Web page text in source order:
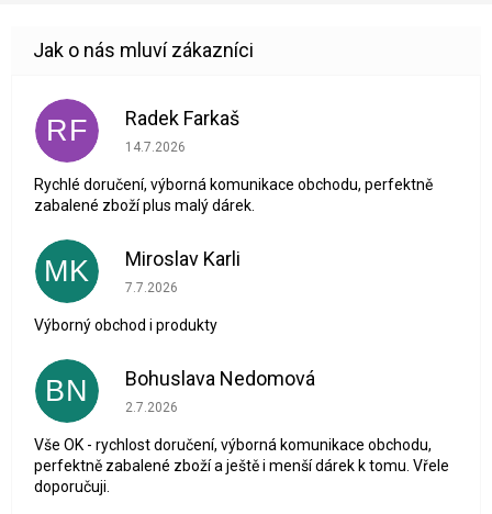
RF Radek Farkaš
Hodnocení obchodu je 5 z 5 hvězdiček.
14.7.2026
Rychlé doručení, výborná komunikace obchodu, perfektně
zabalené zboží plus malý dárek.
MK Miroslav Karli
Hodnocení obchodu je 5 z 5 hvězdiček.
7.7.2026
Výborný obchod i produkty
BN Bohuslava Nedomová
Hodnocení obchodu je 5 z 5 hvězdiček.
2.7.2026
Vše OK - rychlost doručení, výborná komunikace obchodu,
perfektně zabalené zboží a ještě i menší dárek k tomu. Vřele
doporučuji.